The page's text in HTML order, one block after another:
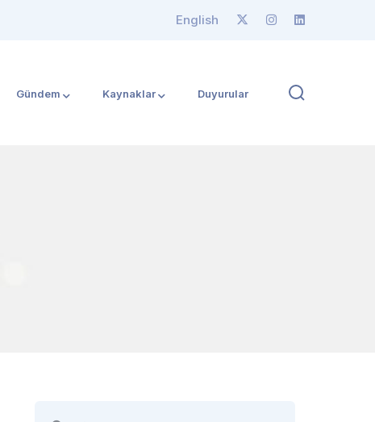
English
Gündem Kaynaklar Duyurular